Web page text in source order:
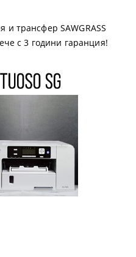
и трансфер SAWGRASS
с 3 години гаранция!